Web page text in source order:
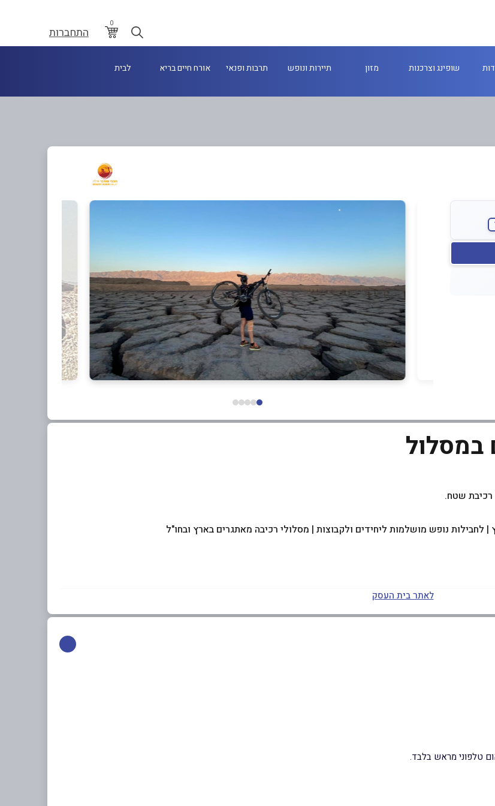
0
התחברות
שופינג וצרכנות מזון תיירות ונופש תרבות ופנאי אורח חיים בריא לבית
במסלול
נופש מושלמות ליחידים ולקבוצות | מסלולי רכיבה מאתגרים בארץ ובחו"ל
לאתר בית העסק
טלפוני מראש בלבד.